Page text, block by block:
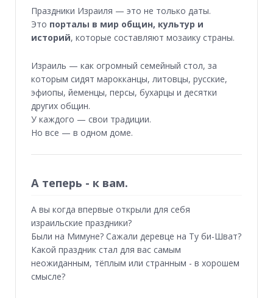
Праздники Израиля — это не только даты.
Это порталы в мир общин, культур и
историй, которые составляют мозаику страны.
Израиль — как огромный семейный стол, за
которым сидят марокканцы, литовцы, русские,
эфиопы, йеменцы, персы, бухарцы и десятки
других общин.
У каждого — свои традиции.
Но все — в одном доме.
А теперь - к вам.
А вы когда впервые открыли для себя
израильские праздники?
Были на Мимуне? Сажали деревце на Ту би-Шват?
Какой праздник стал для вас самым
неожиданным, тёплым или странным - в хорошем
смысле?